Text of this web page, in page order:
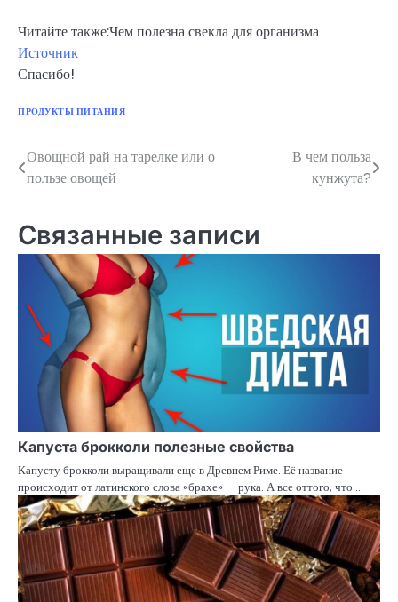
Читайте также:Чем полезна свекла для организма
Источник
Спасибо!
ПРОДУКТЫ ПИТАНИЯ
Навигация
записям
Овощной рай на тарелке или о
пользе овощей
В чем польза
кунжута?
Связанные записи
Капуста брокколи полезные свойства
Капусту брокколи выращивали еще в Древнем Риме. Её название
происходит от латинского слова «брахе» — рука. А все оттого, что…